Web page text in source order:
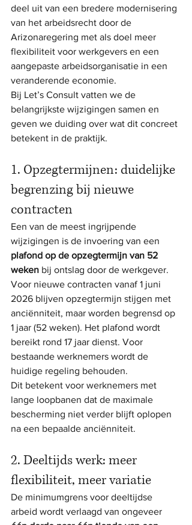
deel uit van een bredere modernisering
van het arbeidsrecht door de
Arizonaregering met als doel meer
flexibiliteit voor werkgevers en een
aangepaste arbeidsorganisatie in een
veranderende economie.
Bij Let’s Consult vatten we de
belangrijkste wijzigingen samen en
geven we duiding over wat dit concreet
betekent in de praktijk.
1. Opzegtermijnen: duidelijke
begrenzing bij nieuwe
contracten
Een van de meest ingrijpende
wijzigingen is de invoering van een
plafond op de opzegtermijn van 52
weken bij ontslag door de werkgever.
Voor nieuwe contracten vanaf 1 juni
2026 blijven opzegtermijn stijgen met
anciënniteit, maar worden begrensd op
1 jaar (52 weken). Het plafond wordt
bereikt rond 17 jaar dienst. Voor
bestaande werknemers wordt de
huidige regeling behouden.
Dit betekent voor werknemers met
lange loopbanen dat de maximale
bescherming niet verder blijft oplopen
na een bepaalde anciënniteit.
2. Deeltijds werk: meer
flexibiliteit, meer variatie
De minimumgrens voor deeltijdse
arbeid wordt verlaagd van ongeveer